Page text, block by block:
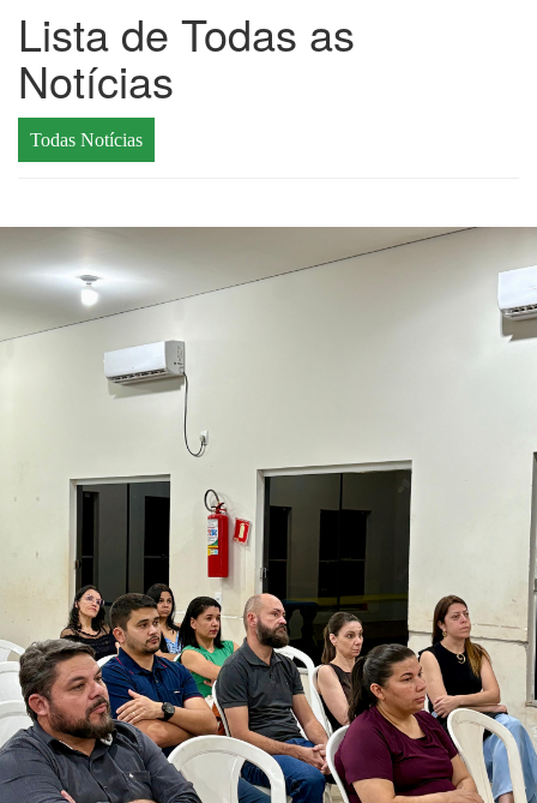
Lista de Todas as
Notícias
Todas Notícias